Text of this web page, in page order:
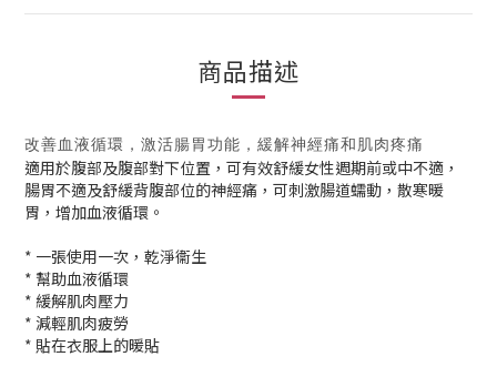
商品描述
改善血液循環，激活腸胃功能，緩解神經痛和肌肉疼痛
適用於腹部及腹部對下位置，可有效舒緩女性週期前或中不適，
腸胃不適及舒緩背腹部位的神經痛，可刺激腸道蠕動，散寒暖
胃，增加血液循環。
* 一張使用一次，乾淨衞生
* 幫助血液循環
* 緩解肌肉壓力
* 減輕肌肉疲勞
* 貼在衣服上的暖貼